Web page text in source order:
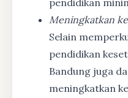
Meningkatkan
Selain
pendidikan
Bandung juga
meningkatkan